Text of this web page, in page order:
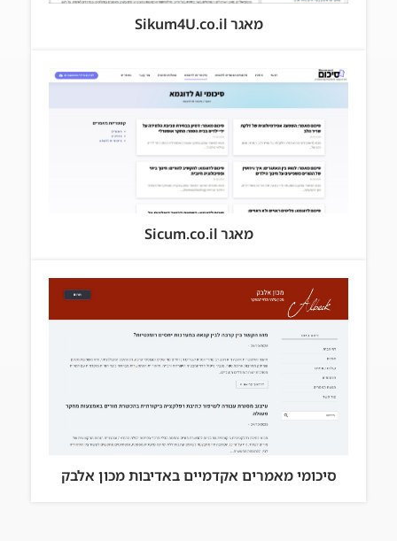
מאגר Sikum4U.co.il
מאגר Sicum.co.il
סיכומי מאמרים אקדמיים באדיבות מכון אלבק